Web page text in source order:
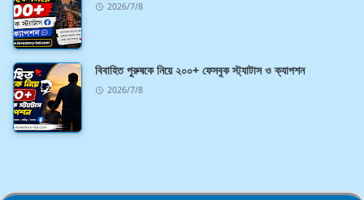
2026/7/8
বিবাহিত পুরুষকে নিয়ে ২০০+ ফেসবুক স্ট্যাটাস ও ক্যাপশন
2026/7/8